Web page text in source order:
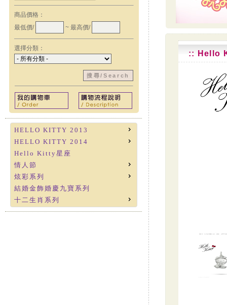
:: Hello
商品價格：
最低價/
~ 最高價/
選擇分類：
HELLO KITTY 2013
HELLO KITTY 2014
Hello Kitty星座
情人節
炫彩系列
結婚金飾婚慶九寶系列
十二生肖系列